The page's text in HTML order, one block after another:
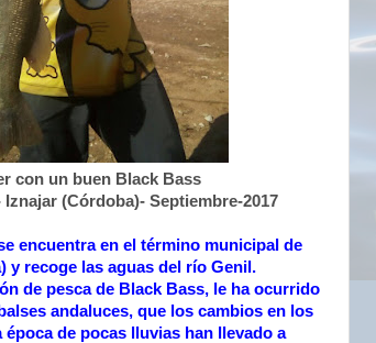
con un buen Black Bass
Iznajar (Córdoba)- Septiembre-2017
encuentra en el término municipal de
y recoge las aguas del río Genil.
de pesca de Black Bass, le ha ocurrido
andaluces, que los cambios en los
época de pocas lluvias han llevado a